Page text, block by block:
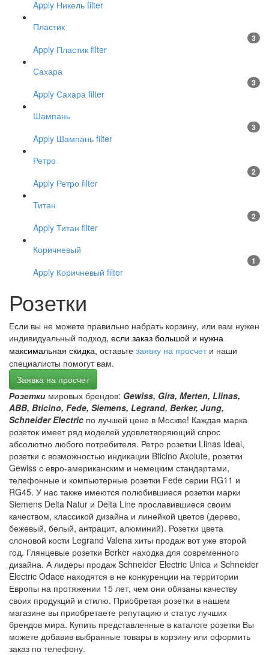
Apply Никель filter
Пластик
3
Apply Пластик filter
Сахара
3
Apply Сахара filter
Шампань
3
Apply Шампань filter
Ретро
2
Apply Ретро filter
Титан
2
Apply Титан filter
Коричневый
1
Apply Коричневый filter
Розетки
Если вы не можете правильно набрать корзину, или вам нужен
индивидуальный подход, если заказ большой и нужна
максимальная скидка, оставьте заявку на просчети наши
специалисты помогут вам.
Заявка на просчет
Розетки мировых брендов: Gewiss, Gira, Merten, Llinas,
ABB, Bticino, Fede, Siemens, Legrand, Berker, Jung,
Schneider Electric по лучшей цене в Москве! Каждая марка
розеток имеет ряд моделей удовлетворяющий спрос
абсолютно любого потребителя. Ретро розетки Llinas Ideal,
розетки с возможностью индикации Bticino Axolute, розетки
Gewiss с евро-американским и немецким стандартами,
телефонные и компьютерные розетки Fede серии RG11 и
RG45. У нас также имеются полюбившиеся розетки марки
Siemens Delta Natur и Delta Line прославившиеся своим
качеством, классикой дизайна и линейкой цветов (дерево,
бежевый, белый, антрацит, алюминий). Розетки цвета
слоновой кости Legrand Valena хиты продаж вот уже второй
год. Глянцевые розетки Berker находка для современного
дизайна. А лидеры продаж Schneider Electric Unica и Schneider
Electric Odace находятся в не конкуренции на территории
Европы на протяжении 15 лет, чем они обязаны качеству
своих продукций и стилю. Приобретая розетки в нашем
магазине вы приобретаете репутацию и статус лучших
брендов мира. Купить представленные в каталоге розетки Вы
можете добавив выбранные товары в корзину или оформить
заказ по телефону.